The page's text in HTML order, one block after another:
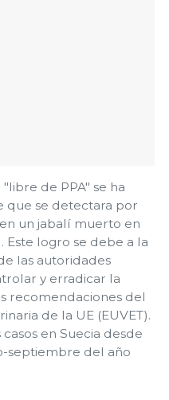
de PPA" se ha
que se detectara por
un jabalí muerto en
Este logro se debe a la
las autoridades
y erradicar la
recomendaciones del
de la UE (EUVET).
en Suecia desde
septiembre del año